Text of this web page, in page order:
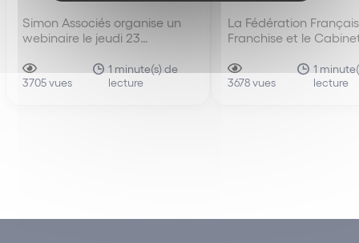
Simon Associés organise un
webinaire le jeudi 23
11h00 sur le thème : Les
enjeux de la responsabilité
3705 vues
1 minute(s) de
lecture
La Fédération
Franchise et le
webinaire le vendredi
septembre 2021 de
3678 vues
1
lecture